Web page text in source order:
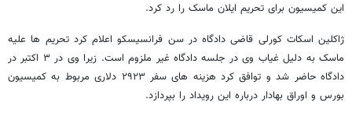
این کمیسیون برای تحریم ایلان ماسک را رد کرد.
ژاکلین اسکات کورلی قاضی دادگاه در سن فرانسیسکو اعلام کرد تحریم ها علیه
ماسک به دلیل غیاب وی در جلسه دادگاه غیر ملزوم است. زیرا وی در ۳ اکتبر در
دادگاه حاضر شد و توافق کرد هزینه های سفر ۲۹۲۳ دلاری مربوط به کمیسیون
بورس و اوراق بهادار درباره این رویداد را بپردازد.